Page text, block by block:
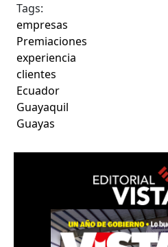
Tags:
empresas
Premiaciones
experiencia
clientes
Ecuador
Guayaquil
Guayas